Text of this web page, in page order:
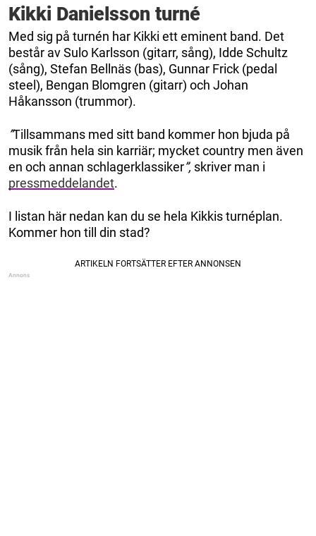
Kikki Danielsson turné
Med sig på turnén har Kikki ett eminent band. Det
består av Sulo Karlsson (gitarr, sång), Idde Schultz
(sång), Stefan Bellnäs (bas), Gunnar Frick (pedal
steel), Bengan Blomgren (gitarr) och Johan
Håkansson (trummor).
”Tillsammans med sitt band kommer hon bjuda på
musik från hela sin karriär; mycket country men även
en och annan schlagerklassiker”, skriver man i
pressmeddelandet.
I listan här nedan kan du se hela Kikkis turnéplan.
Kommer hon till din stad?